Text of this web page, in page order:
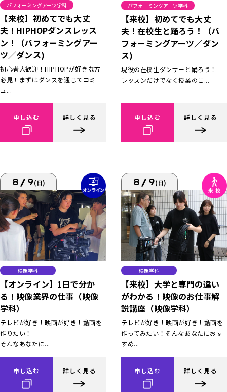
パフォーミングアーツ学科
【来校】初めてでも大丈
夫！HIPHOPダンスレッス
ン！（パフォーミングアー
ツ／ダンス)
初心者大歓迎！HIPHOPが好きな方
必見！まずはダンスを通じてコミ
ュ...
申し込む 詳しく見る
パフォーミングアーツ学科
【来校】初めてでも大丈
夫！在校生と踊ろう！（パ
フォーミングアーツ／ダン
ス)
現役の在校生ダンサーと踊ろう！
レッスンだけでなく授業のこ...
申し込む 詳しく見る
8/9(日)
映像学科
【オンライン】1日で分か
る！映像業界の仕事（映像
学科）
テレビが好き！映画が好き！動画を
作りたい！
そんなあなたに...
申し込む 詳しく見る
8/9(日)
映像学科
【来校】大学と専門の違い
がわかる！映像のお仕事解
説講座（映像学科）
テレビが好き！映画が好き！動画を
作ってみたい！そんなあなたにおす
すめ...
申し込む 詳しく見る